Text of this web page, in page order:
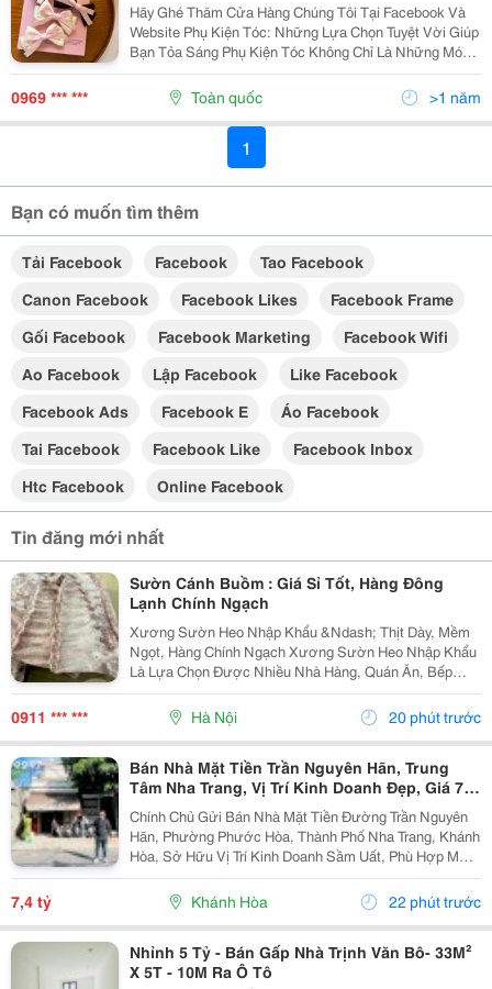
Hãy Ghé Thăm Cửa Hàng Chúng Tôi Tại Facebook Và
Website Phụ Kiện Tóc: Những Lựa Chọn Tuyệt Vời Giúp
Bạn Tỏa Sáng Phụ Kiện Tóc Không Chỉ Là Những Món
Đồ Trang Trí Mà Còn Giúp Bạn Tạo Điểm Nhấn Cho Mái
Tóc, Tôn Lên Vẻ Đẹp Và Phong Cách Cá Nhân. Từ...
0969 *** *** Toàn quốc >1 năm
1
Bạn có muốn tìm thêm
Tải Facebook Facebook
Tao Facebook
Canon Facebook
Facebook Likes
Facebook Frame
Gối Facebook
Facebook Marketing
Facebook Wifi
Ao Facebook
Lập Facebook
Like Facebook
Facebook Ads
Facebook E
Áo Facebook
Tai Facebook
Facebook Like
Facebook Inbox
Htc Facebook
Online Facebook
Tin đăng mới nhất
Sườn Cánh Buồm : Giá Sỉ Tốt, Hàng Đông
Lạnh Chính Ngạch
Xương Sườn Heo Nhập Khẩu &Ndash; Thịt Dày, Mềm
Ngọt, Hàng Chính Ngạch Xương Sườn Heo Nhập Khẩu
Là Lựa Chọn Được Nhiều Nhà Hàng, Quán Ăn, Bếp
Công Nghiệp Và Gia Đình Ưa Chuộng Nhờ Phần Thịt
Dày, Mềm Ngọt, Xương Nhỏ Và Hương Vị Thơm Ngon
Tự Nhiên ....
0911 *** *** Hà Nội 20 phút trước
Bán Nhà Mặt Tiền Trần Nguyên Hãn, Trung
Tâm Nha Trang, Vị Trí Kinh Doanh Đẹp, Giá 7,4
Tỷ
Chính Chủ Gửi Bán Nhà Mặt Tiền Đường Trần Nguyên
Hãn, Phường Phước Hòa, Thành Phố Nha Trang, Khánh
Hòa, Sở Hữu Vị Trí Kinh Doanh Sầm Uất, Phù Hợp Mở
Cửa Hàng, Văn Phòng, Showroom Hoặc Đầu Tư Cho
Thuê Lâu Dài. Thông Tin Chi Tiết. - Địa Chỉ: Số...
7,4 tỷ Khánh Hòa 22 phút trước
Nhỉnh 5 Tỷ - Bán Gấp Nhà Trịnh Văn Bô- 33M²
X 5T - 10M Ra Ô Tô